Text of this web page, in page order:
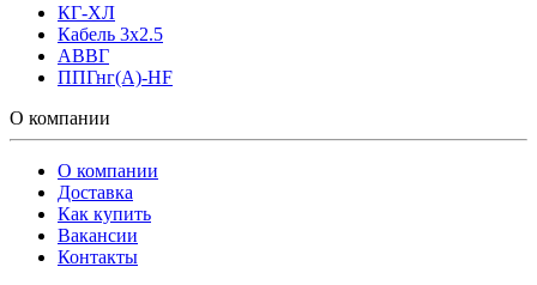
КГ-ХЛ
Кабель 3x2.5
АВВГ
ППГнг(А)-HF
О компании
О компании
Доставка
Как купить
Вакансии
Контакты